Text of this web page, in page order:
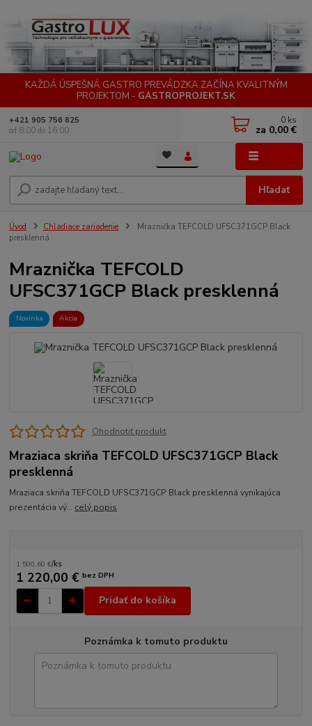
KAŽDÁ ÚSPEŠNÁ GASTRO PREVÁDZKA ZAČÍNA KVALITNÝM
PROJEKTOM - GASTROPROJEKT.SK
Hľadať
+421 905 756 825
od 8:00 do 16:00
0 ks
za 0,00 €
Úvod Chladiace zariadenie
Mraznička TEFCOLD UFSC371GCP Black
presklenná
Mraznička TEFCOLD
UFSC371GCP Black presklenná
Novinka Akcia
Ohodnotiť produkt
Mraziaca skriňa TEFCOLD UFSC371GCP Black
presklenná
Mraziaca skriňa TEFCOLD UFSC371GCP Black presklenná vynikajúca
prezentácia vý... celý popis
1 500,60 €/ks
1 220,00 € bez DPH
Pridať do košíka
Poznámka k tomuto produktu